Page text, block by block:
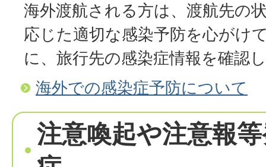
海外渡航される方は、渡航先の
応じた適切な感染予防を心がけ
に、旅行先の感染症情報を確認
海外での感染症予防について
注意喚起や注意報